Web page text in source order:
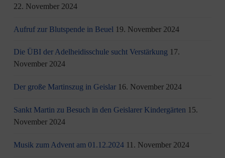
22. November 2024
Aufruf zur Blutspende in Beuel 19. November 2024
Die ÜBI der Adelheidisschule sucht Verstärkung 17.
November 2024
Der große Martinszug in Geislar 16. November 2024
Sankt Martin zu Besuch in den Geislarer Kindergärten 15.
November 2024
Musik zum Advent am 01.12.2024 11. November 2024